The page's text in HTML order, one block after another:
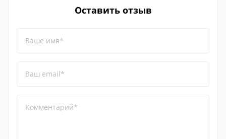
Оставить отзыв
Ваше имя*
Ваш email*
Комментарий*